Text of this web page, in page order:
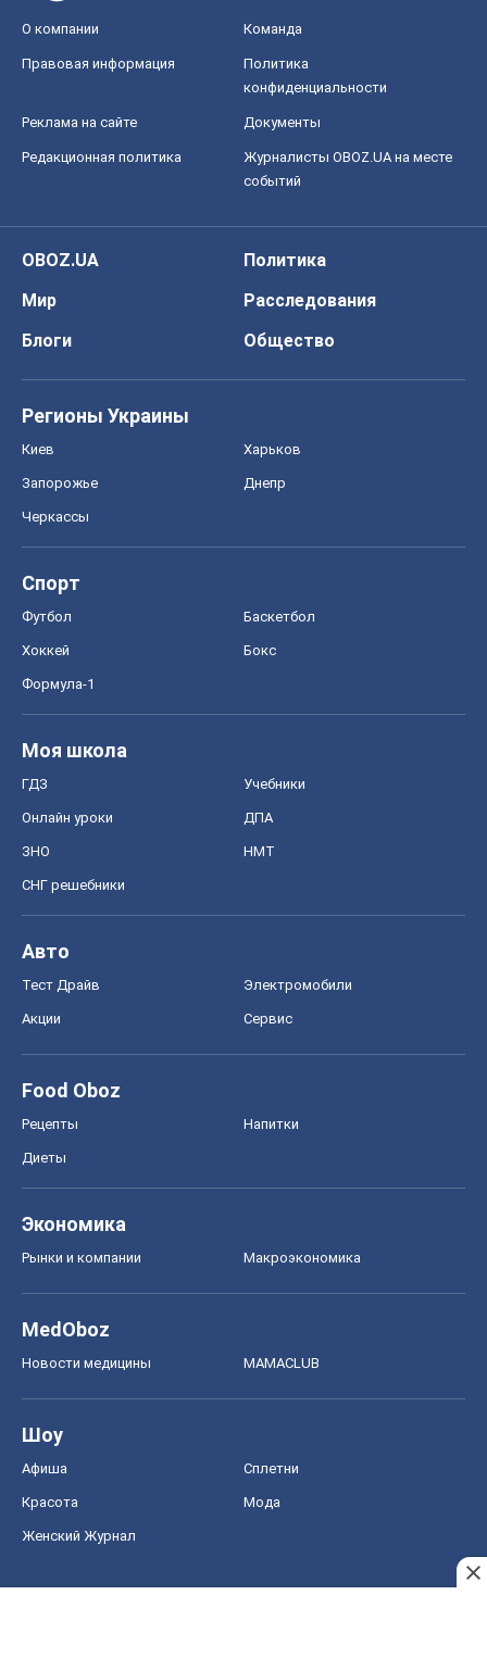
О компании Команда
Правовая информация
Политика
конфиденциальности
Реклама на сайте Документы
Редакционная политика
Журналисты OBOZ.UA на месте
событий
OBOZ.UA
Политика
Мир
Расследования
Блоги
Общество
Регионы Украины
Киев Харьков
Запорожье Днепр
Черкассы
Спорт
Футбол Баскетбол
Хоккей Бокс
Формула-1
Моя школа
ГДЗ Учебники
Онлайн уроки ДПА
ЗНО НМТ
СНГ решебники
Авто
Тест Драйв Электромобили
Акции Сервис
Food Oboz
Рецепты Напитки
Диеты
Экономика
Рынки и компании Mакроэкономика
MedOboz
Новости медицины MAMACLUB
Шоу
Афиша Сплетни
Красота Мода
Женский Журнал